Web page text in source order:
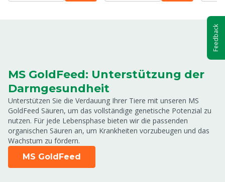
MS GoldFeed: Unterstützung der
Darmgesundheit
Unterstützen Sie die Verdauung Ihrer Tiere mit unseren MS
GoldFeed Säuren, um das vollständige genetische Potenzial zu
nutzen. Für jede Lebensphase bieten wir die passenden
organischen Säuren an, um Krankheiten vorzubeugen und das
Wachstum zu fördern.
MS GoldFeed
Feedback